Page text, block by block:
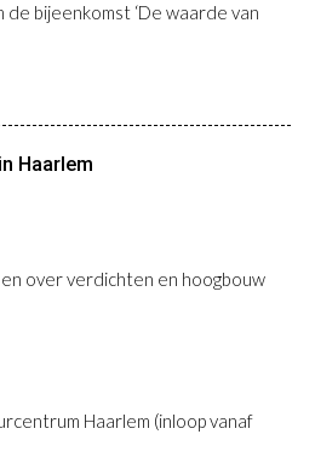
bijeenkomst ‘De waarde van
Haarlem
over verdichten en hoogbouw
Haarlem (inloop vanaf